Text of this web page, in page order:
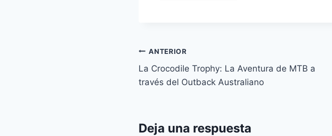
Navegación
de
ANTERIOR
La Crocodile Trophy: La Aventura de MTB a
través del Outback Australiano
Deja una respuesta